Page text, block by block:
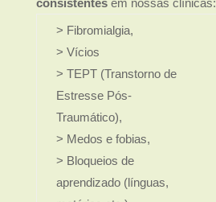
consistentesem nossas clínicas:
> Fibromialgia,
> Vícios
> TEPT (Transtorno de
Estresse Pós-
Traumático),
> Medos e fobias,
> Bloqueios de
aprendizado (línguas,